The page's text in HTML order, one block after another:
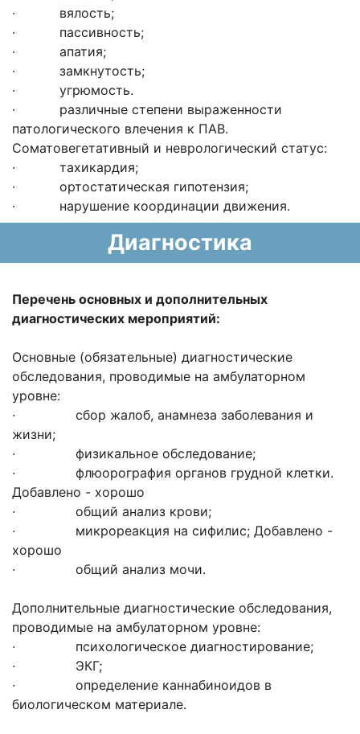
· вялость;
· пассивность;
· апатия;
· замкнутость;
· угрюмость.
· различные степени выраженности
патологического влечения к ПАВ.
Соматовегетативный и неврологический статус:
· тахикардия;
· ортостатическая гипотензия;
· нарушение координации движения.
Диагностика
Перечень основных и дополнительных
диагностических мероприятий:
Основные (обязательные) диагностические
обследования, проводимые на амбулаторном
уровне:
· сбор жалоб, анамнеза заболевания и
жизни;
· физикальное обследование;
· флюорография органов грудной клетки.
Добавлено - хорошо
· общий анализ крови;
· микрореакция на сифилис; Добавлено -
хорошо
· общий анализ мочи.
Дополнительные диагностические обследования,
проводимые на амбулаторном уровне:
· психологическое диагностирование;
· ЭКГ;
· определение каннабиноидов в
биологическом материале.